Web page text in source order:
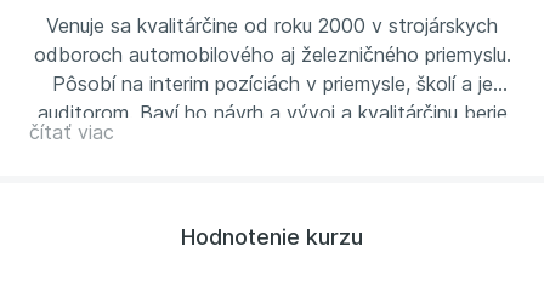
Venuje sa kvalitárčine od roku 2000 v strojárskych
odboroch automobilového aj železničného priemyslu.
Pôsobí na interim pozíciách v priemysle, školí a je
auditorom. Baví ho návrh a vývoj a kvalitárčinu berie
čítať viac
Hodnotenie kurzu